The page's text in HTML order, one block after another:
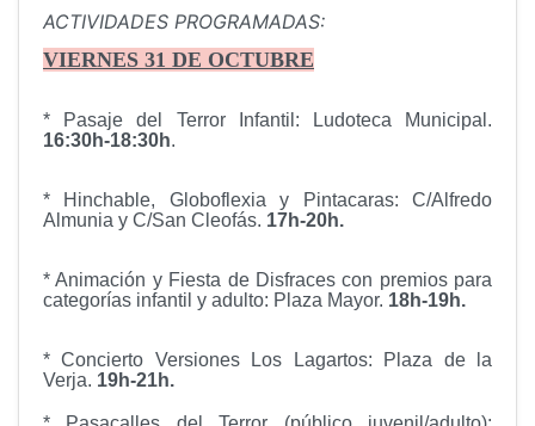
ACTIVIDADES PROGRAMADAS:
VIERNES 31 DE OCTUBRE
* Pasaje del Terror Infantil: Ludoteca Municipal.
16:30h-18:30h.
* Hinchable, Globoflexia y Pintacaras: C/Alfredo
Almunia y C/San Cleofás. 17h-20h.
* Animación y Fiesta de Disfraces con premios para
categorías infantil y adulto: Plaza Mayor. 18h-19h.
* Concierto Versiones Los Lagartos: Plaza de la
Verja. 19h-21h.